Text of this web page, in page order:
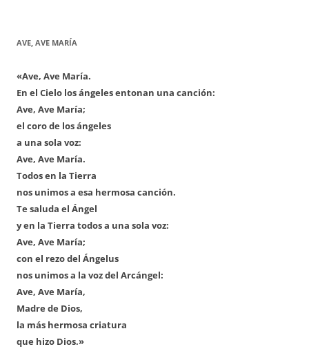
AVE, AVE MARÍA
«Ave, Ave María.
En el Cielo los ángeles entonan una canción:
Ave, Ave María;
el coro de los ángeles
a una sola voz:
Ave, Ave María.
Todos en la Tierra
nos unimos a esa hermosa canción.
Te saluda el Ángel
y en la Tierra todos a una sola voz:
Ave, Ave María;
con el rezo del Ángelus
nos unimos a la voz del Arcángel:
Ave, Ave María,
Madre de Dios,
la más hermosa criatura
que hizo Dios.»